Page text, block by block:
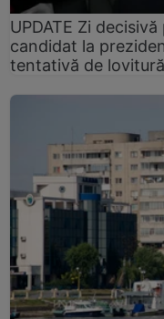
UPDATE Zi
candidat la
tentativă de